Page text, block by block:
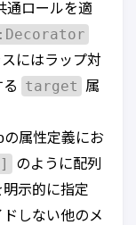
通ロールを適
にはラップ対
target
属
の属性定義にお
のように配列
示的に指定
しない他のメ